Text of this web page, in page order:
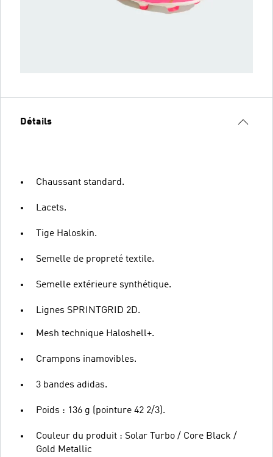
Détails
Chaussant standard.
Lacets.
Tige Haloskin.
Semelle de propreté textile.
Semelle extérieure synthétique.
Lignes SPRINTGRID 2D.
Mesh technique Haloshell+.
Crampons inamovibles.
3 bandes adidas.
Poids : 136 g (pointure 42 2/3).
Couleur du produit : Solar Turbo / Core Black /
Gold Metallic